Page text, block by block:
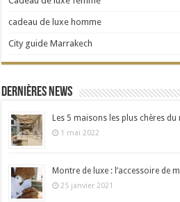
cadeau de luxe homme
City guide Marrakech
Dernières news
Les 5 maisons les plus chères du
1 mai 2022
Montre de luxe : l’accessoire de
25 janvier 2021